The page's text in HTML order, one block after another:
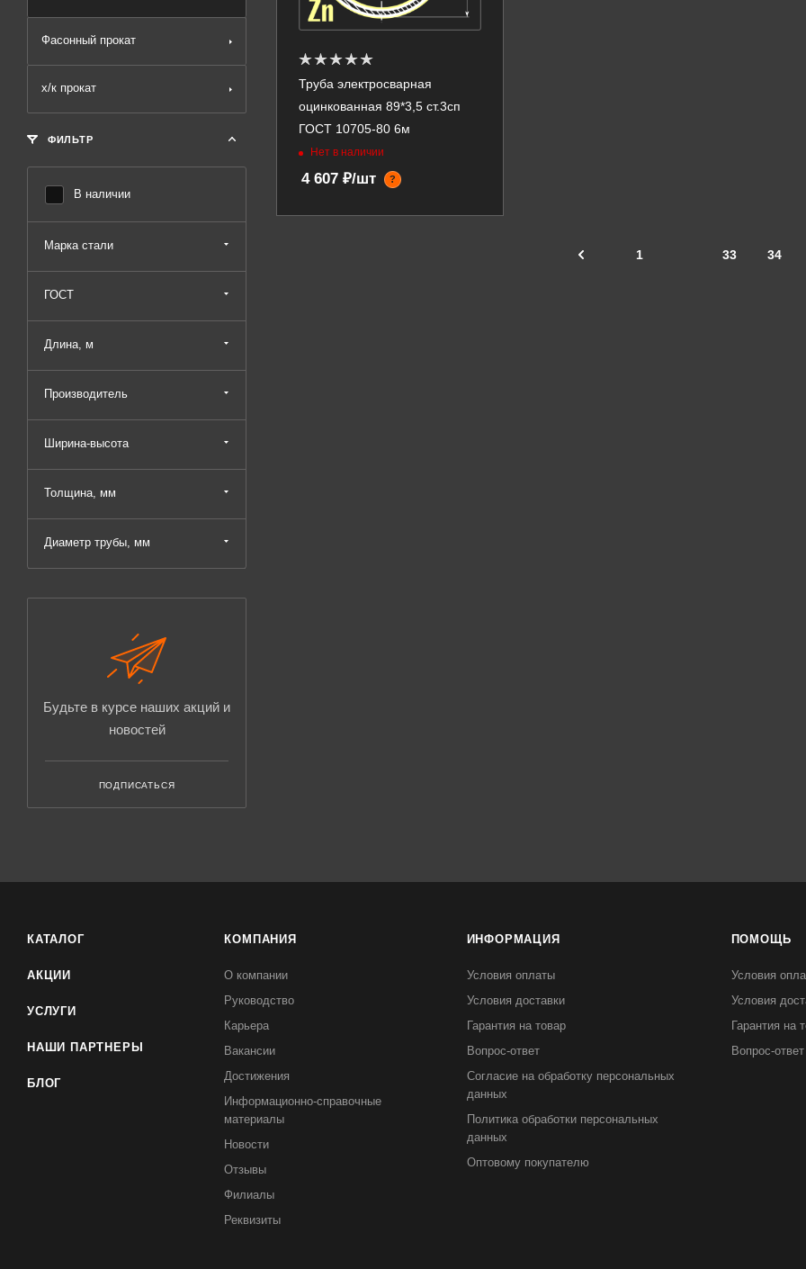
Труба электросварная
оцинкованная 89*3,5 ст.3сп
ГОСТ 10705-80 6м
Нет в наличии
4 607 ₽/шт ?
1 33 34
Фасонный прокат
х/к прокат
ФИЛЬТР
В наличии
Марка стали
ГОСТ
Длина, м
Производитель
Ширина-высота
Толщина, мм
Диаметр трубы, мм
Будьте в курсе наших акций и
новостей
ПОДПИСАТЬСЯ
КАТАЛОГ
АКЦИИ
УСЛУГИ
НАШИ ПАРТНЕРЫ
БЛОГ
КОМПАНИЯ
О компании
Руководство
Карьера
Вакансии
Достижения
Информационно-справочные
материалы
Новости
Отзывы
Филиалы
Реквизиты
ИНФОРМАЦИЯ
Условия оплаты
Условия доставки
Гарантия на товар
Вопрос-ответ
Согласие на обработку персональных
данных
Политика обработки персональных
данных
Оптовому покупателю
ПОМОЩЬ
Условия
Условия
Гарантия на
Вопрос-ответ